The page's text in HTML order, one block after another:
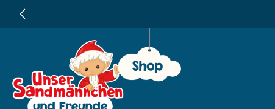
springen